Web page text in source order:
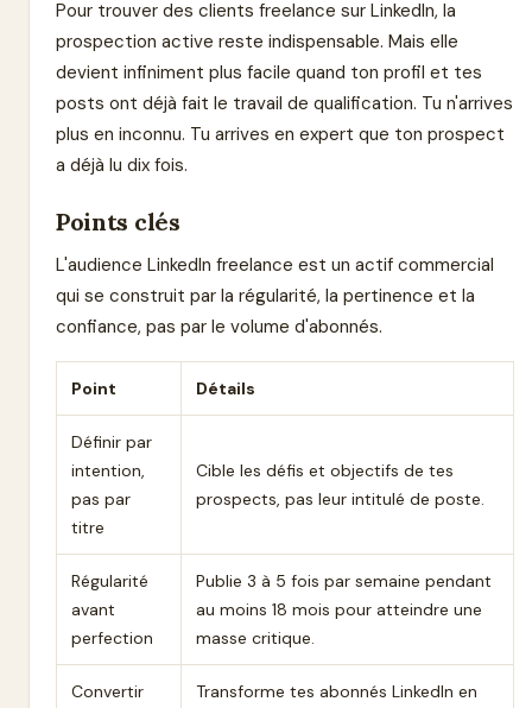
Pour trouver des clients freelance sur LinkedIn, la
prospection active reste indispensable. Mais elle
devient infiniment plus facile quand ton profil et tes
posts ont déjà fait le travail de qualification. Tu n'arrives
plus en inconnu. Tu arrives en expert que ton prospect
a déjà lu dix fois.
Points clés
L'audience LinkedIn freelance est un actif commercial
qui se construit par la régularité, la pertinence et la
confiance, pas par le volume d'abonnés.
Point Détails
Définir par
intention,
pas par
titre
Cible les défis et objectifs de tes
prospects, pas leur intitulé de poste.
Régularité
avant
perfection
Publie 3 à 5 fois par semaine pendant
au moins 18 mois pour atteindre une
masse critique.
Convertir
Transforme tes abonnés LinkedIn en